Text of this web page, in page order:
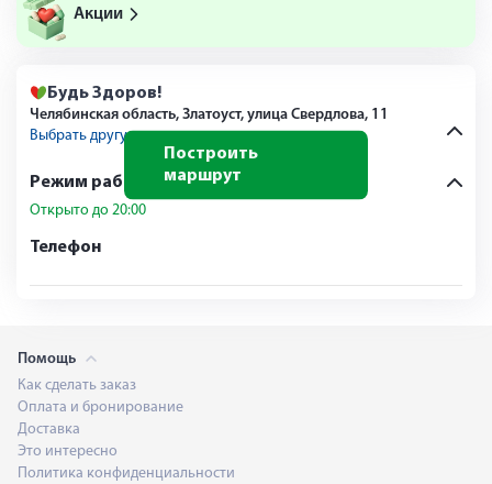
Акции
Будь Здоров!
Челябинская область, Златоуст, улица Свердлова, 11
Выбрать другую аптеку
Построить
маршрут
Режим работы
Открыто до 20:00
Телефон
Помощь
Как сделать заказ
Оплата и бронирование
Доставка
Это интересно
Политика конфиденциальности